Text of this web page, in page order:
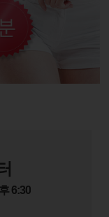
6:30